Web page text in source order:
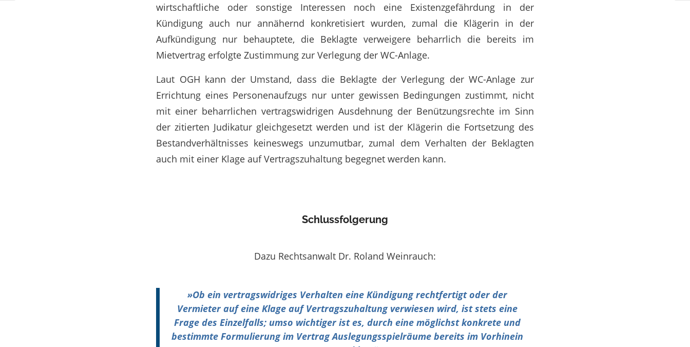
wirtschaftliche oder sonstige Interessen noch eine Existenzgefährdung in der
Kündigung auch nur annähernd konkretisiert wurden, zumal die Klägerin in der
Aufkündigung nur behauptete, die Beklagte verweigere beharrlich die bereits im
Mietvertrag erfolgte Zustimmung zur Verlegung der WC-Anlage.
Laut OGH kann der Umstand, dass die Beklagte der Verlegung der WC-Anlage zur
Errichtung eines Personenaufzugs nur unter gewissen Bedingungen zustimmt, nicht
mit einer beharrlichen vertragswidrigen Ausdehnung der Benützungsrechte im Sinn
der zitierten Judikatur gleichgesetzt werden und ist der Klägerin die Fortsetzung des
Bestandverhältnisses keineswegs unzumutbar, zumal dem Verhalten der Beklagten
auch mit einer Klage auf Vertragszuhaltung begegnet werden kann.
Schlussfolgerung
Dazu Rechtsanwalt Dr. Roland Weinrauch:
»Ob ein vertragswidriges Verhalten eine Kündigung rechtfertigt oder der
Vermieter auf eine Klage auf Vertragszuhaltung verwiesen wird, ist stets eine
Frage des Einzelfalls; umso wichtiger ist es, durch eine möglichst konkrete und
bestimmte Formulierung im Vertrag Auslegungsspielräume bereits im Vorhinein